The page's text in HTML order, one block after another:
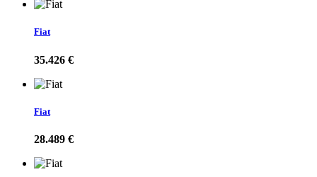
Fiat
35.426 €
Fiat
28.489 €